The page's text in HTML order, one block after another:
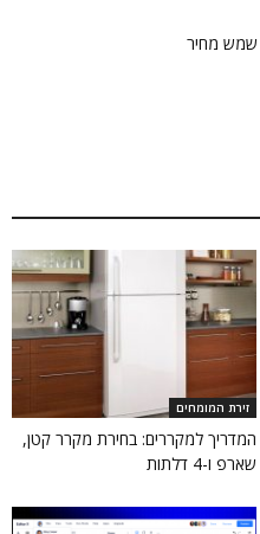
שמש מחיר
זירת המומחים
המדריך למקררים: בחירת מקרר קטן,
שארפ ו-4 דלתות